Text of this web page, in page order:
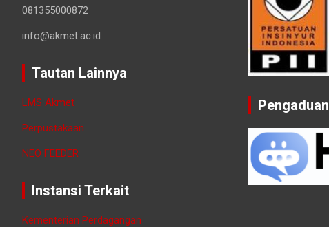
081355000872
info@akmet.ac.id
Tautan Lainnya
LMS Akmet
Perpustakaan
NEO FEEDER
Instansi Terkait
Kementerian Perdagangan
Pengaduan